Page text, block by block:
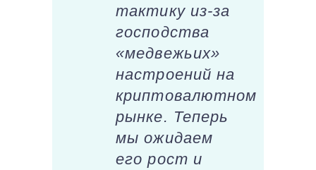
тактику из-за
господства
«медвежьих»
настроений на
криптовалютном
рынке. Теперь
мы ожидаем
его рост и